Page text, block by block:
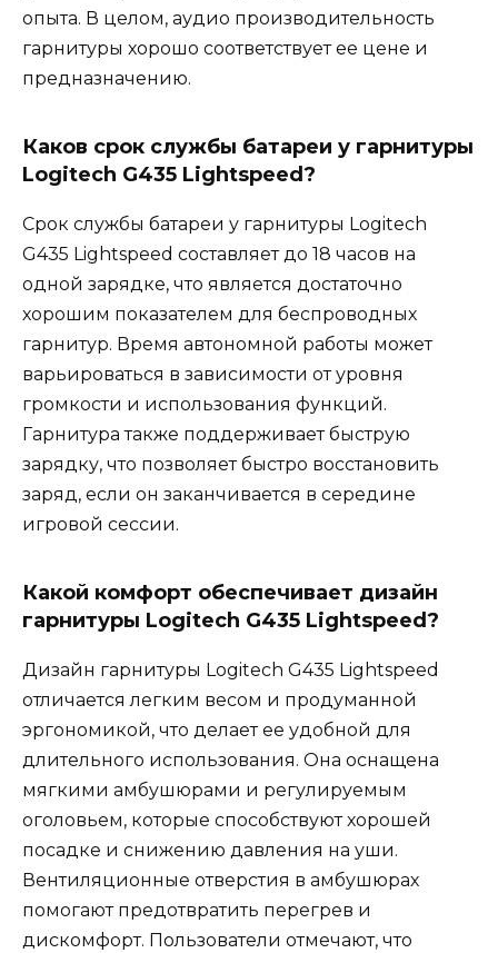
опыта. В целом, аудио производительность
гарнитуры хорошо соответствует ее цене и
предназначению.
Каков срок службы батареи у гарнитуры
Logitech G435 Lightspeed?
Срок службы батареи у гарнитуры Logitech
G435 Lightspeed составляет до 18 часов на
одной зарядке, что является достаточно
хорошим показателем для беспроводных
гарнитур. Время автономной работы может
варьироваться в зависимости от уровня
громкости и использования функций.
Гарнитура также поддерживает быструю
зарядку, что позволяет быстро восстановить
заряд, если он заканчивается в середине
игровой сессии.
Какой комфорт обеспечивает дизайн
гарнитуры Logitech G435 Lightspeed?
Дизайн гарнитуры Logitech G435 Lightspeed
отличается легким весом и продуманной
эргономикой, что делает ее удобной для
длительного использования. Она оснащена
мягкими амбушюрами и регулируемым
оголовьем, которые способствуют хорошей
посадке и снижению давления на уши.
Вентиляционные отверстия в амбушюрах
помогают предотвратить перегрев и
дискомфорт. Пользователи отмечают, что